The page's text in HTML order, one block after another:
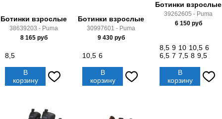
Ботинки взрослые
38639203 - Puma
8 165руб
8,5
В
корзину
Ботинки взрослые
30997601 - Puma
9 430руб
10,5 6
В
корзину
Ботинки взрослые
39262605 - Puma
6 150руб
8,5 9 10 10,5 6
6,5 7 7,5 8 9,5
В
корзину